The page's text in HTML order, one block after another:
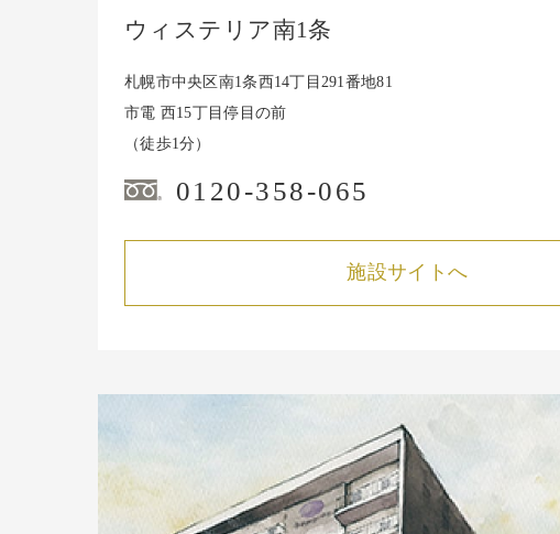
ウィステリア南1条
札幌市中央区南1条西14丁目291番地81
市電 西15丁目停目の前
（徒歩1分）
0120-358-065
施設サイトへ